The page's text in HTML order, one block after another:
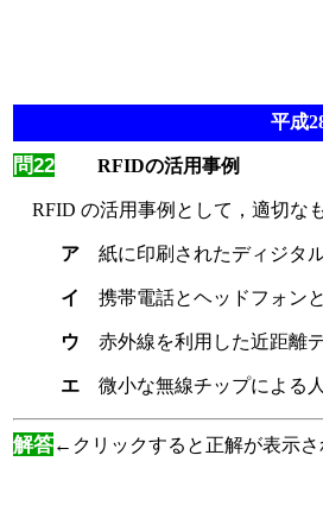
平成
問22 RFIDの活用事例
RFID の活用事例として，適切な
ア 紙に印刷されたディジタ
イ 携帯電話とヘッドフォン
ウ 赤外線を利用した近距離
エ 微小な無線チップによる
解答←クリックすると正解が表示さ